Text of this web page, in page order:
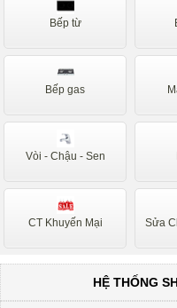
Bếp từ
Bếp gas
Vòi - Chậu - Sen
CT Khuyến Mại Sửa
HỆ THỐNG